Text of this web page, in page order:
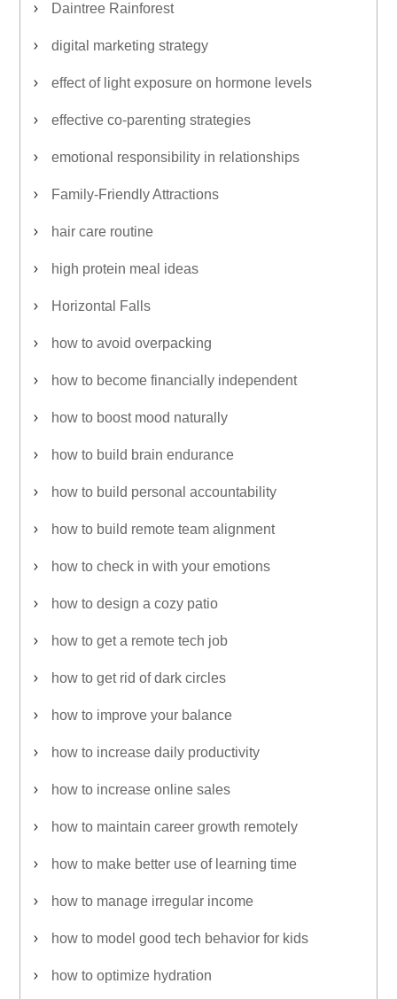
Daintree Rainforest
digital marketing strategy
effect of light exposure on hormone levels
effective co-parenting strategies
emotional responsibility in relationships
Family-Friendly Attractions
hair care routine
high protein meal ideas
Horizontal Falls
how to avoid overpacking
how to become financially independent
how to boost mood naturally
how to build brain endurance
how to build personal accountability
how to build remote team alignment
how to check in with your emotions
how to design a cozy patio
how to get a remote tech job
how to get rid of dark circles
how to improve your balance
how to increase daily productivity
how to increase online sales
how to maintain career growth remotely
how to make better use of learning time
how to manage irregular income
how to model good tech behavior for kids
how to optimize hydration